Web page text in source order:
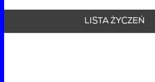
LISTA ŻYCZEŃ